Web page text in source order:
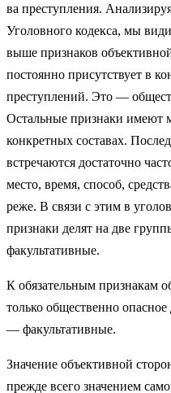
ва преступления.
Уголовно­го кодекса, мы
выше признаков
постоянно при­сутствует в
преступлений. Это —
Остальные признаки имеют
конкретных составах.
встречаются достаточно
место, время, способ,
реже. В связи с этим в
признаки делят на две
факультативные.
К обязательным признакам
только общественно
— факультативные.
Значение объективной
прежде всего значением